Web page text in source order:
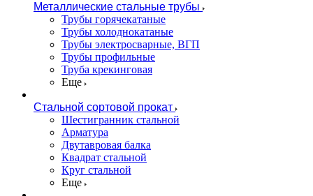
Металлические стальные трубы
Трубы горячекатаные
Трубы холоднокатаные
Трубы электросварные, ВГП
Трубы профильные
Труба крекинговая
Еще
Стальной сортовой прокат
Шестигранник стальной
Арматура
Двутавровая балка
Квадрат стальной
Круг стальной
Еще